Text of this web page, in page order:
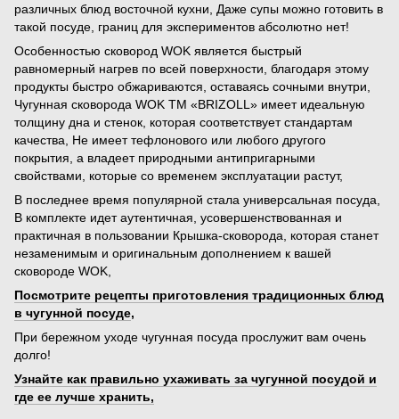
различных блюд восточной кухни, Даже супы можно готовить в
такой посуде, границ для экспериментов абсолютно нет!
Особенностью сковород WOK является быстрый
равномерный нагрев по всей поверхности, благодаря этому
продукты быстро обжариваются, оставаясь сочными внутри,
Чугунная сковорода WOK ТМ «BRIZOLL» имеет идеальную
толщину дна и стенок, которая соответствует стандартам
качества, Не имеет тефлонового или любого другого
покрытия, а владеет природными антипригарными
свойствами, которые со временем эксплуатации растут,
В последнее время популярной стала универсальная посуда,
В комплекте идет аутентичная, усовершенствованная и
практичная в пользовании Крышка-сковорода, которая станет
незаменимым и оригинальным дополнением к вашей
сковороде WOK,
Посмотрите рецепты приготовления традиционных блюд
в чугунной посуде,
При бережном уходе чугунная посуда прослужит вам очень
долго!
Узнайте как правильно ухаживать за чугунной посудой и
где ее лучше хранить,